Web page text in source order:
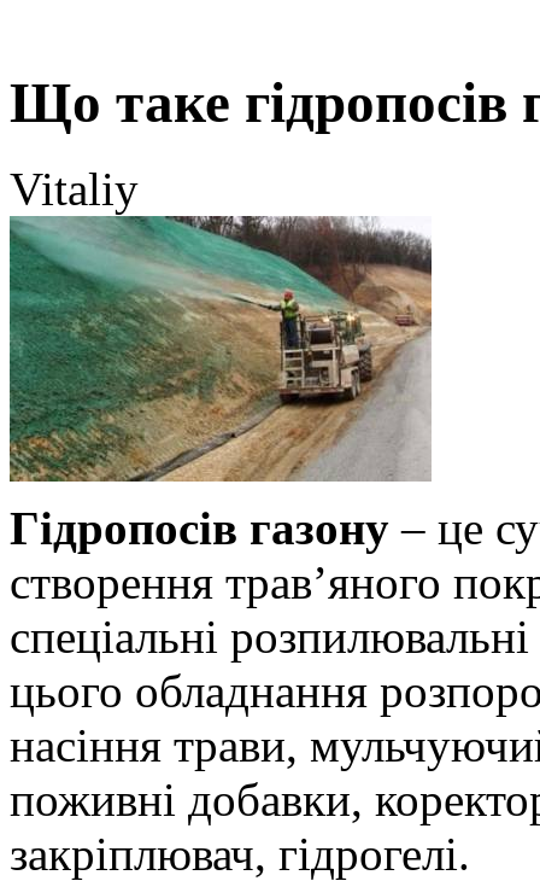
Що таке гідропосів
Vitaliy
Гідропосів газону – це
створення трав’яного
спеціальні
цього обладнання
насіння трави,
поживні добавки,
закріплювач, гідрогелі.